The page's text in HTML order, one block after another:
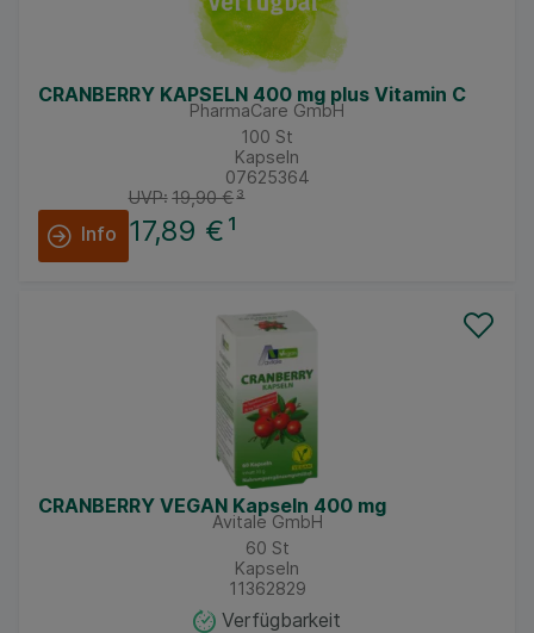
CRANBERRY KAPSELN 400 mg plus Vitamin C
PharmaCare GmbH
100 St
Kapseln
07625364
Info 17,89 €¹
UVP: 19,90 €³
CRANBERRY VEGAN Kapseln 400 mg
Avitale GmbH
60 St
Kapseln
11362829
Verfügbarkeit